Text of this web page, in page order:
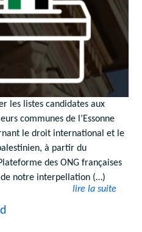
les listes candidates aux
communes de l’Essonne
le droit international et le
à partir du
des ONG françaises
de notre interpellation (…)
lire la suite